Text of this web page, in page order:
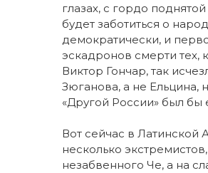
глазах, с гордо
будет заботиться о
демократически, и
эскадронов смерти тех,
Виктор Гончар, так
Зюганова, а не Ельцина,
«Другой России» был бы
Вот сейчас в Латинской
несколько
незабвенного Че, а на